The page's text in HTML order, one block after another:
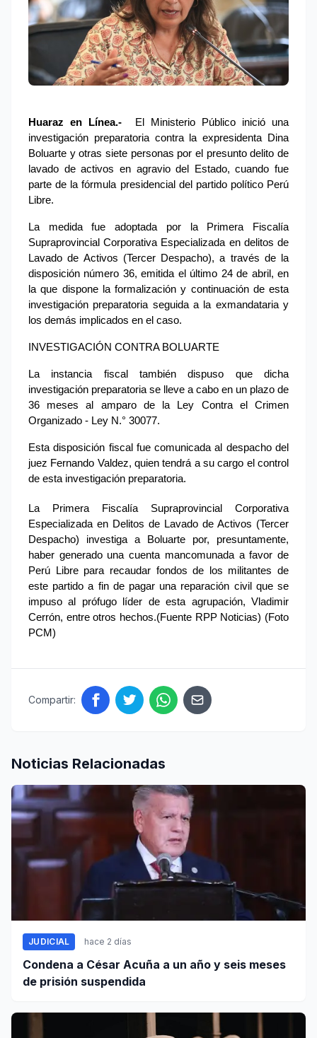
Huaraz en Línea.-
El Ministerio Público inició una
investigación preparatoria contra la expresidenta Dina
Boluarte y otras siete personas por el presunto delito de
lavado de activos en agravio del Estado, cuando fue
parte de la fórmula presidencial del partido político Perú
Libre.
La medida fue adoptada por la Primera Fiscalía
Supraprovincial Corporativa Especializada en delitos de
Lavado de Activos (Tercer Despacho), a través de la
disposición número 36, emitida el último 24 de abril, en
la que dispone la formalización y continuación de esta
investigación preparatoria seguida a la exmandataria y
los demás implicados en el caso.
INVESTIGACIÓN CONTRA BOLUARTE
La instancia fiscal también dispuso que dicha
investigación preparatoria se lleve a cabo en un plazo de
36 meses al amparo de la Ley Contra el Crimen
Organizado - Ley N.° 30077.
Esta disposición fiscal fue comunicada al despacho del
juez Fernando Valdez, quien tendrá a su cargo el control
de esta investigación preparatoria.
La Primera Fiscalía Supraprovincial Corporativa
Especializada en Delitos de Lavado de Activos (Tercer
Despacho) investiga a Boluarte por, presuntamente,
haber generado una cuenta mancomunada a favor de
Perú Libre para recaudar fondos de los militantes de
este partido a fin de pagar una reparación civil que se
impuso al prófugo líder de esta agrupación, Vladimir
Cerrón, entre otros hechos.(Fuente RPP Noticias) (Foto
PCM)
Compartir:
Noticias Relacionadas
JUDICIAL hace 2 días
Condena a César Acuña a un año y seis meses
de prisión suspendida